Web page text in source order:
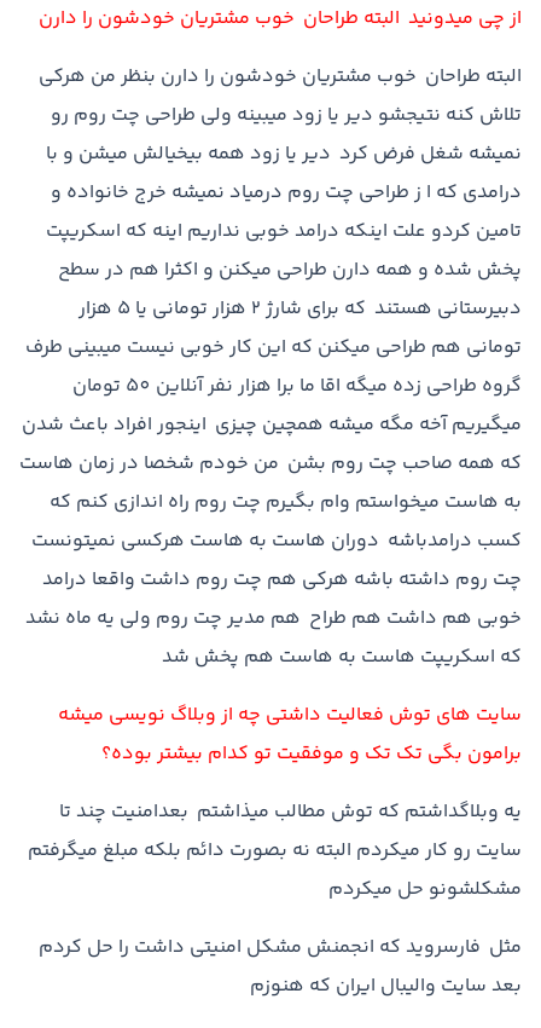
از چي ميدونيد البته طراحان خوب مشتريان خودشون را دارن
البته طراحان خوب مشتريان خودشون را دارن بنظر من هرکي
تلاش کنه نتيجشو دير يا زود ميبينه ولي طراحي چت روم رو
نميشه شغل فرض کرد دير يا زود همه بيخيالش ميشن و با
درامدي که ا ز طراحي چت روم درمياد نميشه خرج خانواده و
تامين کردو علت اينکه درامد خوبي نداريم اينه که اسکريپت
پخش شده و همه دارن طراحي ميکنن و اکثرا هم در سطح
دبيرستاني هستند که براي شارژ 2 هزار توماني يا 5 هزار
توماني هم طراحي ميکنن که اين کار خوبي نيست ميبيني طرف
گروه طراحي زده ميگه اقا ما برا هزار نفر آنلاين 50 تومان
ميگيريم آخه مگه ميشه همچين چيزي اينجور افراد باعث شدن
که همه صاحب چت روم بشن من خودم شخصا در زمان هاست
به هاست ميخواستم وام بگيرم چت روم راه اندازي کنم که
کسب درامدباشه دوران هاست به هاست هرکسي نميتونست
چت روم داشته باشه هرکي هم چت روم داشت واقعا درامد
خوبي هم داشت هم طراح هم مدير چت روم ولي يه ماه نشد
که اسکريپت هاست به هاست هم پخش شد
سايت هاي توش فعاليت داشتي چه از وبلاگ نويسي ميشه
برامون بگي تک تک و موفقيت تو کدام بيشتر بوده؟
يه وبلاگداشتم که توش مطالب ميذاشتم بعدامنيت چند تا
سايت رو کار ميکردم البته نه بصورت دائم بلکه مبلغ ميگرفتم
مشکلشونو حل ميکردم
مثل فارسرويد که انجمنش مشکل امنيتي داشت را حل کردم
بعد سايت واليبال ايران که هنوزم